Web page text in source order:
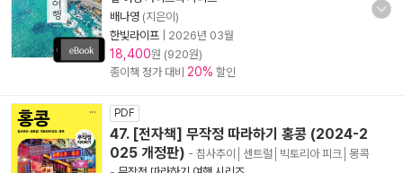
배나영 (지은이)
한빛라이프
2026년 03월
18,400원 (920원)
종이책 정가 대비 20% 할인
PDF
47. [전자책] 무작정 따라하기 홍콩 (2024-2
025 개정판) - 침사추이│센트럴│빅토리아 피크│몽콕